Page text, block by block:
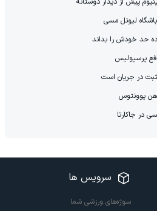
لیونل مسی
حد خودش را بداند
پرسپولیس
در جریان است
در جاکارتا
سرویس ها
سوژه‌های ورزشی شما